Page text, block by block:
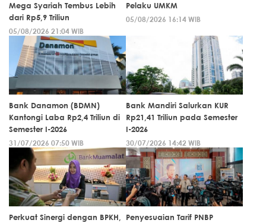
Mega Syariah Tembus Lebih
dari Rp5,9 Triliun
05/08/2026 21:04 WIB
Pelaku UMKM
05/08/2026 16:14 WIB
Bank Danamon (BDMN)
Kantongi Laba Rp2,4 Triliun di
Semester I-2026
31/07/2026 07:50 WIB
Bank Mandiri Salurkan KUR
Rp21,41 Triliun pada Semester
I-2026
30/07/2026 14:42 WIB
Perkuat Sinergi dengan BPKH,
Penyesuaian Tarif PNBP